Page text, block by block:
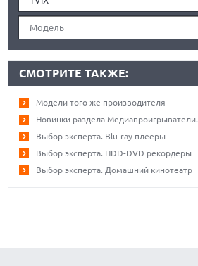
Модель
СМОТРИТЕ ТАКЖЕ:
Модели того же производителя
Новинки раздела Медиапроигрыватели.
Выбор эксперта. Blu-ray плееры
Выбор эксперта. HDD-DVD рекордеры
Выбор эксперта. Домашний кинотеатр